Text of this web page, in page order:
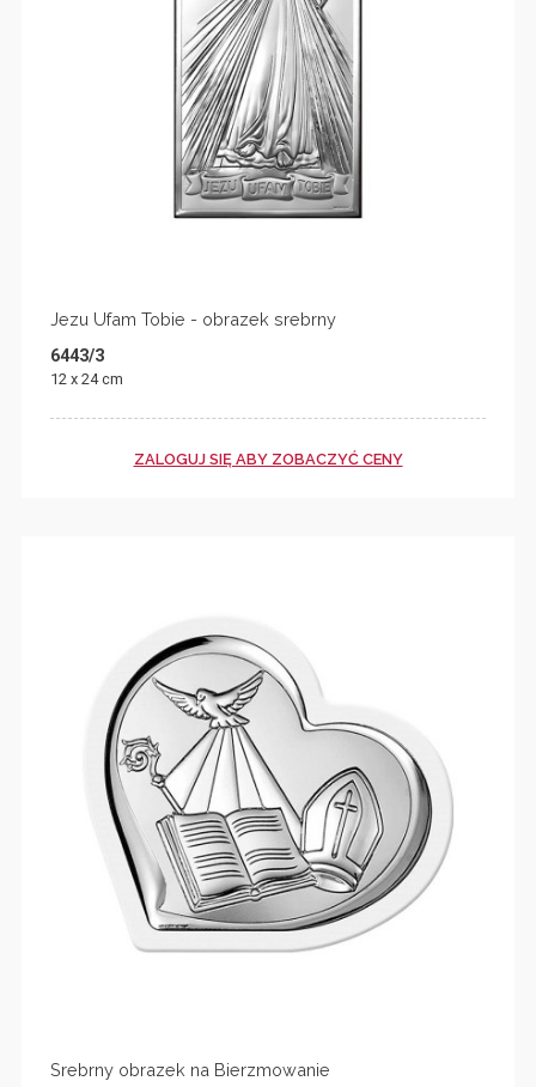
Jezu Ufam Tobie - obrazek srebrny
6443/3
12 x 24 cm
ZALOGUJ SIĘ ABY ZOBACZYĆ CENY
Srebrny obrazek na Bierzmowanie